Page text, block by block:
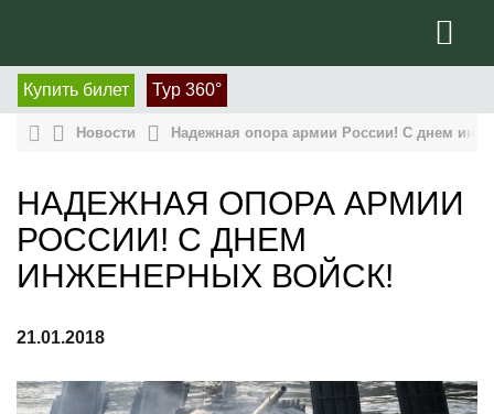
Купить билет Тур 360°
Новости Надежная опора армии России! С днем
НАДЕЖНАЯ ОПОРА АРМИИ
РОССИИ! С ДНЕМ
ИНЖЕНЕРНЫХ ВОЙСК!
21.01.2018